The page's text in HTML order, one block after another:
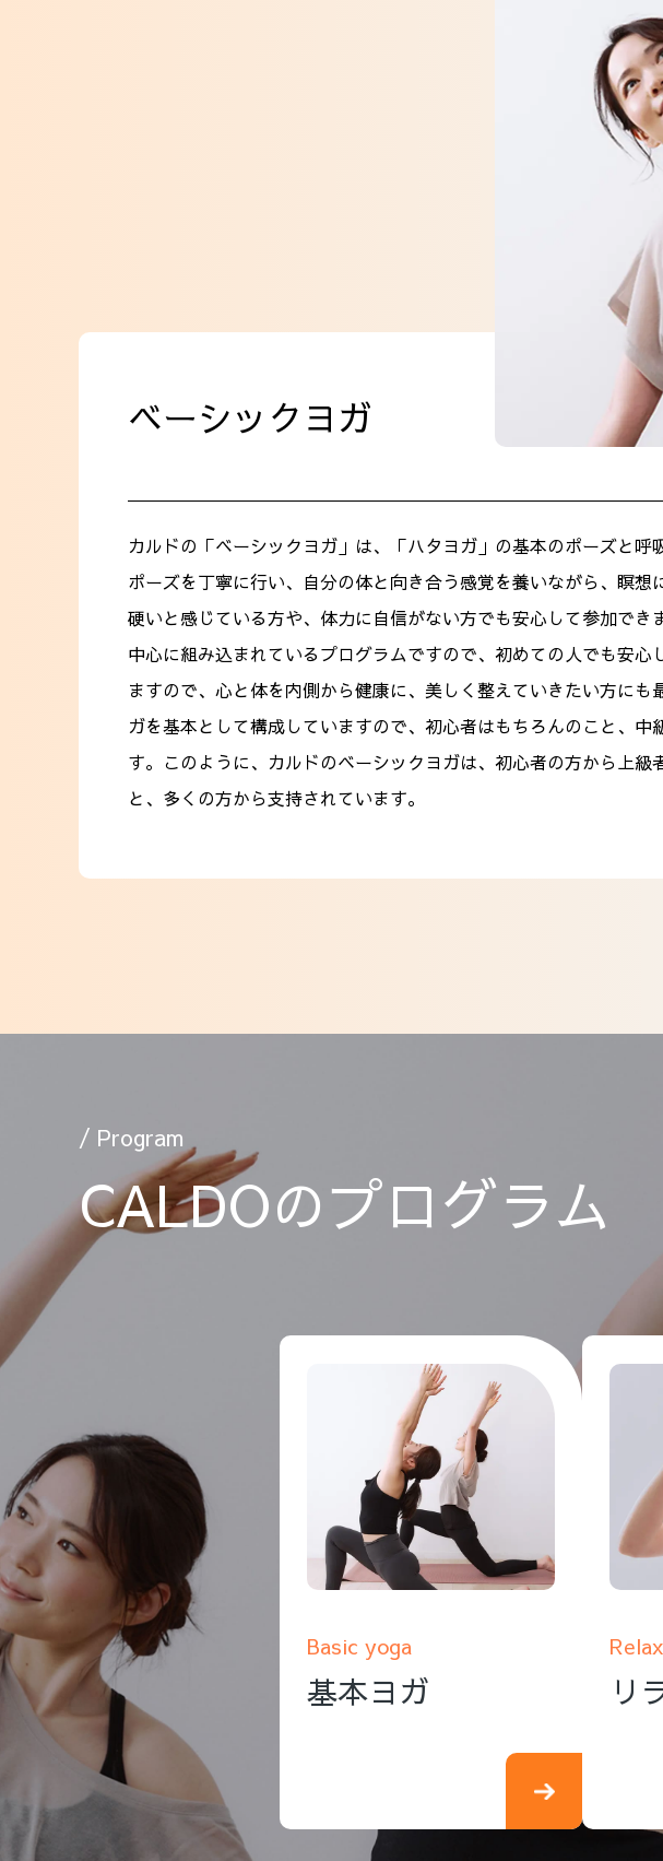
ベーシックヨガ
カルドの「ベーシックヨガ」は、「ハタヨガ」の基本のポーズと
ポーズを丁寧に行い、自分の体と向き合う感覚を養いながら、瞑
硬いと感じている方や、体力に自信がない方でも安心して参加で
中心に組み込まれているプログラムですので、初めての人でも安
ますので、心と体を内側から健康に、美しく整えていきたい方に
ガを基本として構成していますので、初心者はもちろんのこと、
す。このように、カルドのベーシックヨガは、初心者の方から上
と、多くの方から支持されています。
/ Program
CALDOのプログラム
Basic yoga
基本ヨガ
Relax
リ